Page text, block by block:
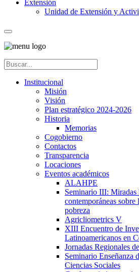
Extensión
Unidad de Extensión y
Institucional
Misión
Visión
Plan estratégico 2024-2026
Historia
Memorias
Cogobierno
Contactos
Transparencia
Locaciones
Eventos académicos
ALAHPE
Seminario III: Miradas
contemporáneas sobre
pobreza
Agricliometrics V
XIII Encuentro de
Latinoamericanos en
Jornadas Regionales
Seminario Enseñanza
Ciencias Sociales